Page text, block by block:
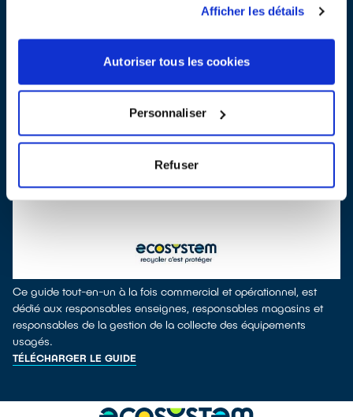
Afficher les détails
Autoriser tous les cookies
Personnaliser
Refuser
Ce guide tout-en-un à la fois commercial et opérationnel, est
dédié aux responsables enseignes, responsables magasins et
responsables de la gestion de la collecte des équipements
usagés.
TÉLÉCHARGER LE GUIDE